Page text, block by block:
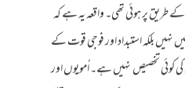
طریق پر ہوئی تھی۔ واقعہ یہ ہے کہ
بلکہ استبداد اور فوجی قوت کے
کوئی تخصیص نہیں ہے۔ اُمویوں اور